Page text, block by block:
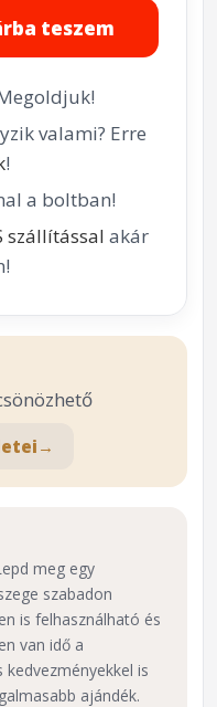
teszem
valami? Erre
!
a boltban!
szállítással akár
→
meg egy
szabadon
is felhasználható és
van idő a
kedvezményekkel is
ajándék.